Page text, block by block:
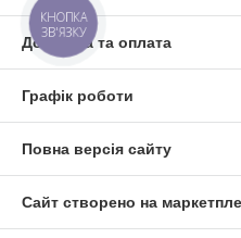
Доставка та оплата
Графік роботи
Повна версія сайту
Сайт створено на
КНОПКА
ЗВ'ЯЗКУ